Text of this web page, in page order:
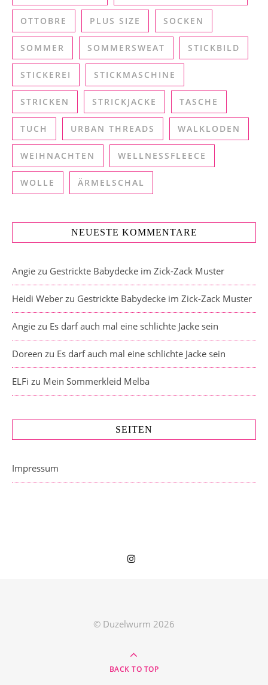
OTTOBRE PLUS SIZE SOCKEN
SOMMER SOMMERSWEAT STICKBILD
STICKEREI STICKMASCHINE
STRICKEN STRICKJACKE TASCHE
TUCH URBAN THREADS WALKLODEN
WEIHNACHTEN WELLNESSFLEECE
WOLLE ÄRMELSCHAL
NEUESTE KOMMENTARE
Angie zu Gestrickte Babydecke im Zick-Zack Muster
Heidi Weber zu Gestrickte Babydecke im Zick-Zack Muster
Angie zu Es darf auch mal eine schlichte Jacke sein
Doreen zu Es darf auch mal eine schlichte Jacke sein
ELFi zu Mein Sommerkleid Melba
SEITEN
Impressum
© Duzelwurm 2026
BACK TO TOP